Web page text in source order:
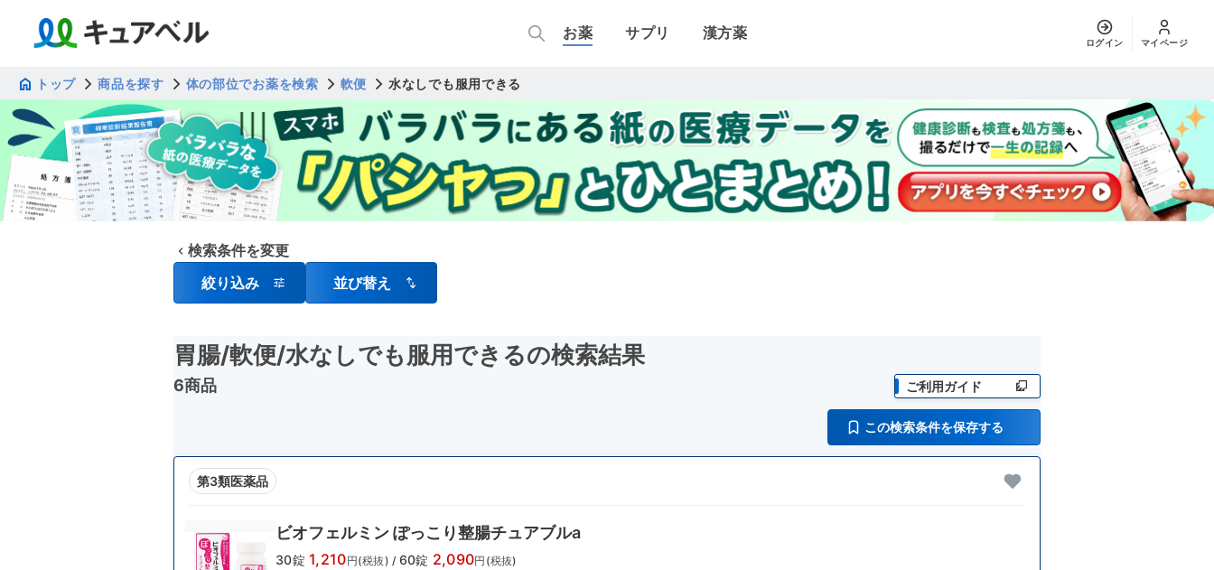
お薬 サプリ 漢方薬
ログイン マイページ
トップ 商品を探す 体の部位でお薬を検索 軟便 水なしでも服用できる
検索条件を変更
絞り込み
並び替え
胃腸/軟便/水なしでも服用できるの検索結果
6商品 ご利用ガイド
この検索条件を保存する
第3類医薬品
ビオフェルミン ぽっこり整腸チュアブルa
30錠 1,210円(税抜) / 60錠 2,090円(税抜)